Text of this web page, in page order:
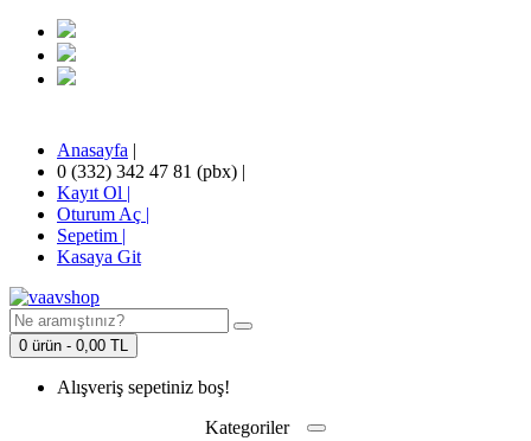
Anasayfa |
0 (332) 342 47 81 (pbx) |
Kayıt Ol |
Oturum Aç |
Sepetim |
Kasaya Git
0 ürün - 0,00 TL
Alışveriş sepetiniz boş!
Kategoriler